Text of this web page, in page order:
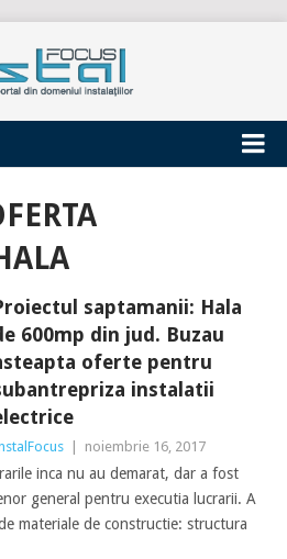
saptamanii: Hala
600mp din jud. Buzau
oferte pentru
instalatii
noiembrie 16, 2017
inca nu au demarat, dar a fost
general pentru executia lucrarii. A
materiale de constructie: structura